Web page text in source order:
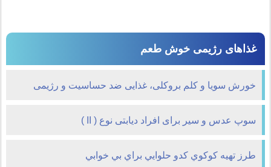
غذاهای رژیمی خوش طعم
خورش سویا و کلم بروکلی، غذایی ضد حساسیت و رژیمی
سوپ عدس و سیر برای افراد دیابتی نوع ( II )
طرز تهيه كوكوي كدو حلوايي براي بي خوابي